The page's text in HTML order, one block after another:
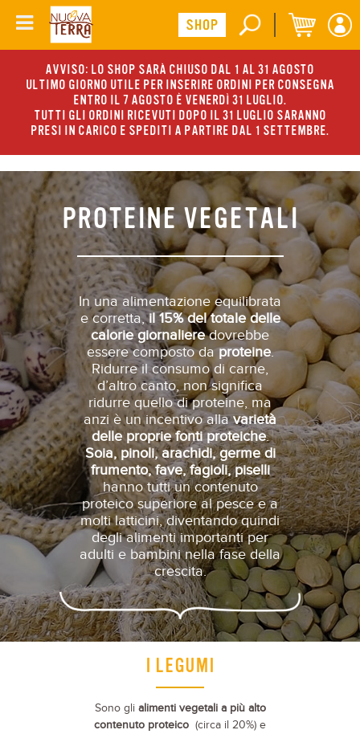
AVVISO: LO SHOP SARÀ CHIUSO DAL 1 AL 31 AGOSTO
ULTIMO GIORNO UTILE PER INSERIRE ORDINI PER CONSEGNA
ENTRO IL 7 AGOSTO È VENERDÌ 31 LUGLIO.
TUTTI GLI ORDINI RICEVUTI DOPO IL 31 LUGLIO SARANNO
PRESI IN CARICO E SPEDITI A PARTIRE DAL 1 SETTEMBRE.
PROTEINE VEGETALI
In una alimentazione equilibrata
e corretta,il 15% del totale delle
calorie giornalieredovrebbe
essere composto daproteine.
Ridurre il consumo di carne,
d’altro canto, non significa
ridurre quello di proteine, ma
anzi è un incentivo allavarietà
delle proprie fonti proteiche.
Soia, pinoli, arachidi, germe di
frumento, fave, fagioli, piselli
hanno tutti un contenuto
proteico superiore al pesce e a
molti latticini, diventando quindi
degli alimenti importanti per
adulti e bambini nella fase della
crescita.
I LEGUMI
Sono gli alimenti vegetali a più alto
contenuto proteico (circa il 20%) e